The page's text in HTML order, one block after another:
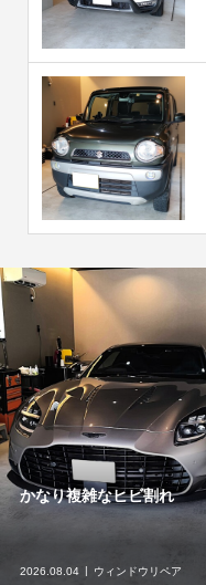
かなり複雑なヒビ割れ
2026.08.04 ウィンドウリペア